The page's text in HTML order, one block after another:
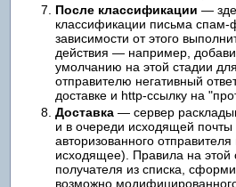
После классификации —
классификации письма
зависимости от этого
действия — например,
умолчанию на этой стадии
отправителю негативный
доставке и http-ссылку на
Доставка — сервер
и в очереди исходящей
авторизованного
исходящее). Правила на этой
получателя из списка,
возможно